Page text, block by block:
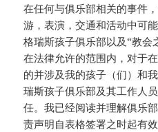
在任何与俱乐部相关的事件
游，表演，交通和活动中可
格瑞斯孩子俱乐部以及“教会
在法律允许的范围内，对于
的并涉及我的孩子（们）和
瑞斯孩子俱乐部及其工作人
任。我已经阅读并理解俱乐
责声明自表格签署之时起有